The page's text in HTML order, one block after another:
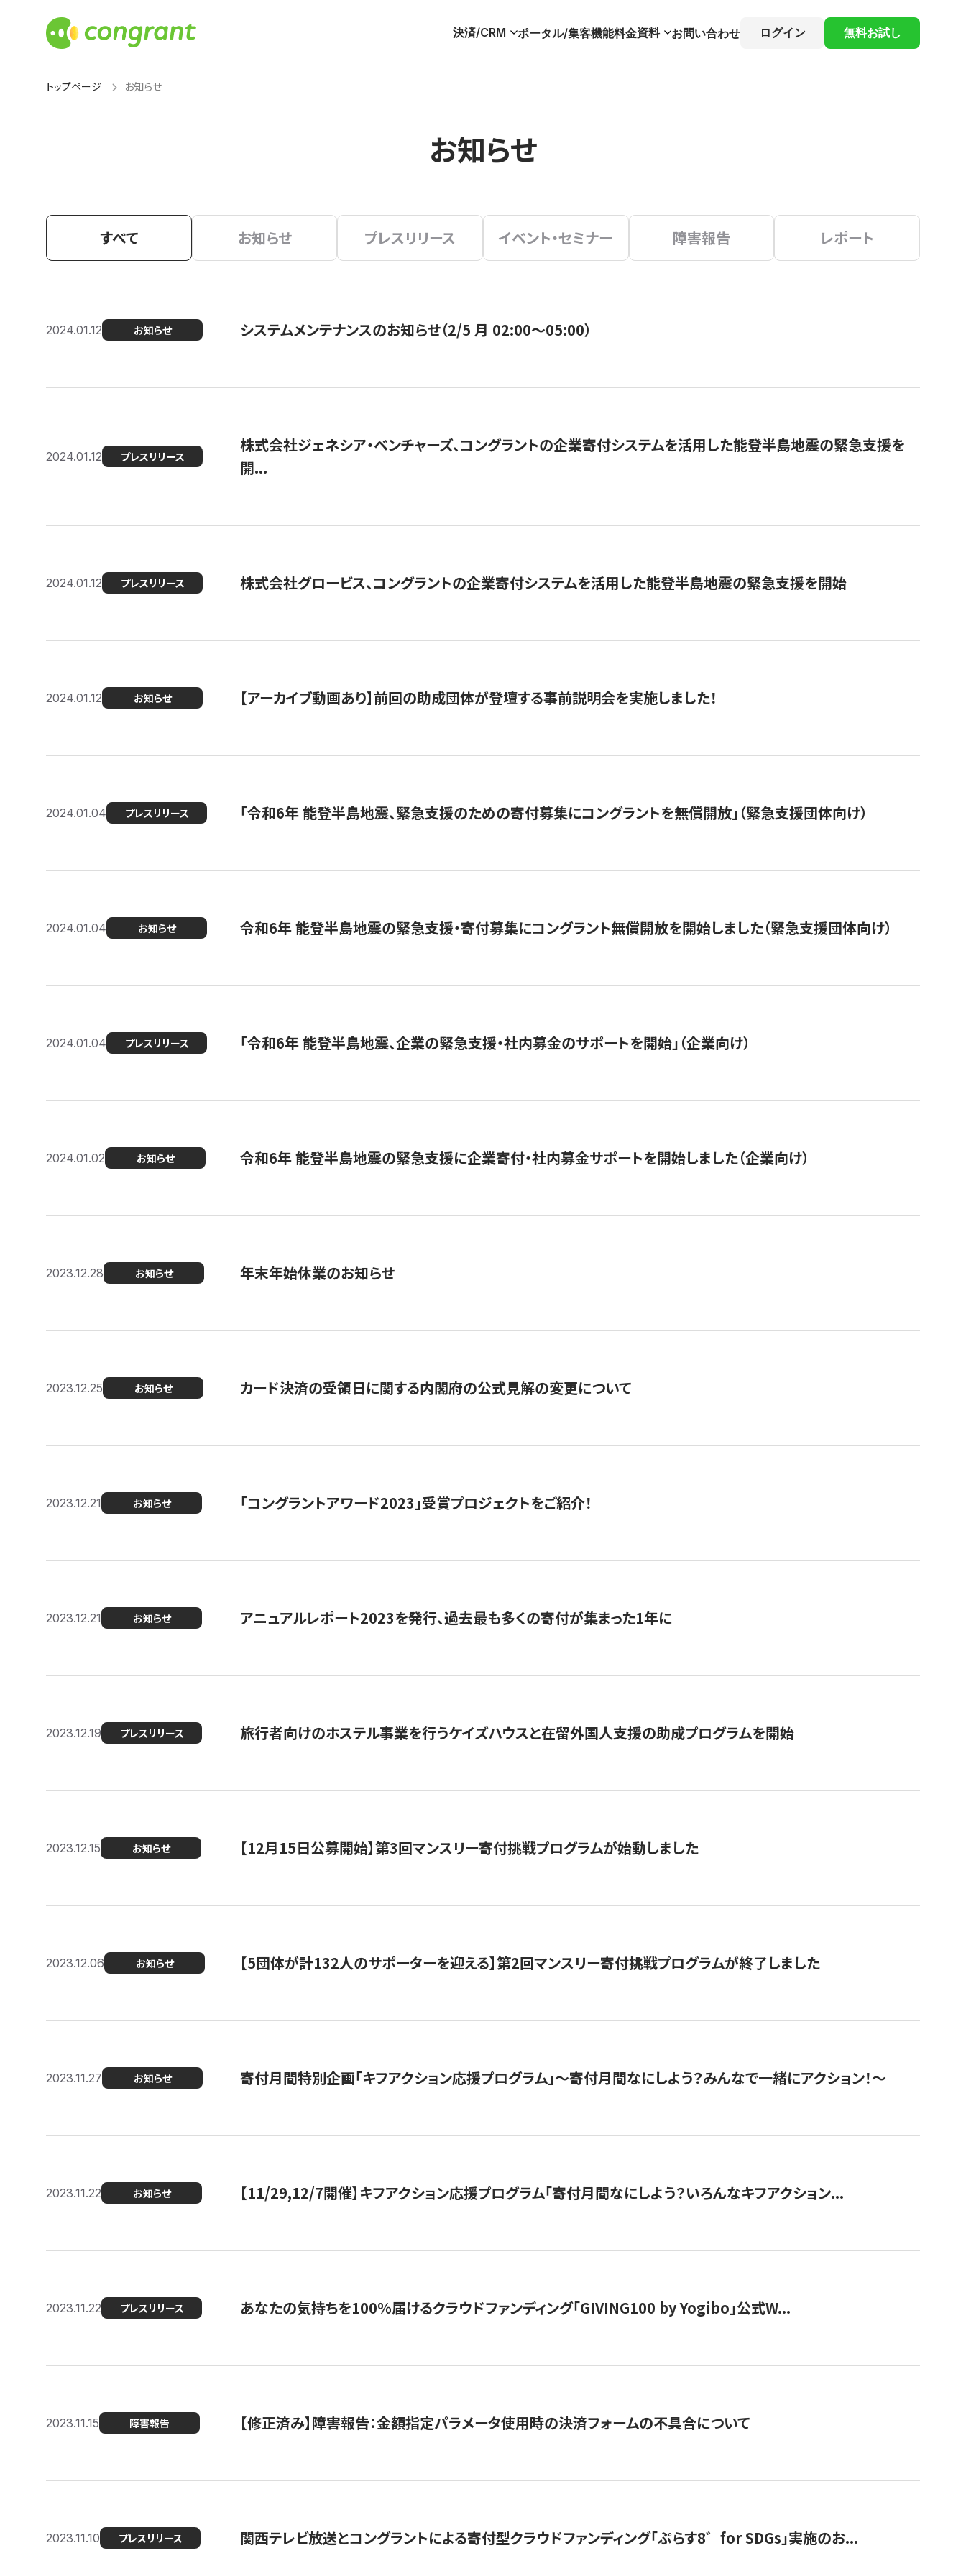
決済/CRM ポータル/集客機能料金資料 お問い合わせ ログイン 無料お試し
トップページ お知らせ
お知らせ
すべて お知らせ プレスリリース イベント・セミナー 障害報告 レポート
2024.01.12 お知らせ システムメンテナンスのお知らせ（2/5 月 02:00〜05:00）
2024.01.12 プレスリリース
株式会社ジェネシア・ベンチャーズ、コングラントの企業寄付システムを活用した能登半島地震の緊急支援を
開...
2024.01.12 プレスリリース 株式会社グロービス、コングラントの企業寄付システムを活用した能登半島地震の緊急支援を開始
2024.01.12 お知らせ 【アーカイブ動画あり】前回の助成団体が登壇する事前説明会を実施しました！
2024.01.04 プレスリリース 「令和6年 能登半島地震、緊急支援のための寄付募集にコングラントを無償開放」（緊急支援団体向け）
2024.01.04 お知らせ 令和6年 能登半島地震の緊急支援・寄付募集にコングラント無償開放を開始しました（緊急支援団体向け）
2024.01.04 プレスリリース 「令和6年 能登半島地震、企業の緊急支援・社内募金のサポートを開始」（企業向け）
2024.01.02 お知らせ 令和6年 能登半島地震の緊急支援に企業寄付・社内募金サポートを開始しました（企業向け）
2023.12.28 お知らせ 年末年始休業のお知らせ
2023.12.25 お知らせ カード決済の受領日に関する内閣府の公式見解の変更について
2023.12.21 お知らせ 「コングラントアワード2023」受賞プロジェクトをご紹介！
2023.12.21 お知らせ アニュアルレポート2023を発行、過去最も多くの寄付が集まった1年に
2023.12.19 プレスリリース 旅行者向けのホステル事業を行うケイズハウスと在留外国人支援の助成プログラムを開始
2023.12.15 お知らせ 【12月15日公募開始】第3回マンスリー寄付挑戦プログラムが始動しました
2023.12.06 お知らせ 【5団体が計132人のサポーターを迎える】第2回マンスリー寄付挑戦プログラムが終了しました
2023.11.27 お知らせ 寄付月間特別企画「キフアクション応援プログラム」〜寄付月間なにしよう？みんなで一緒にアクション！〜
2023.11.22 お知らせ 【11/29,12/7開催】キフアクション応援プログラム「寄付月間なにしよう？いろんなキフアクション...
2023.11.22 プレスリリース あなたの気持ちを100％届けるクラウドファンディング「GIVING100 by Yogibo」公式W...
2023.11.15 障害報告 【修正済み】障害報告：金額指定パラメータ使用時の決済フォームの不具合について
2023.11.10 プレスリリース 関西テレビ放送とコングラントによる寄付型クラウドファンディング「ぷらす8゛for SDGs」実施のお...